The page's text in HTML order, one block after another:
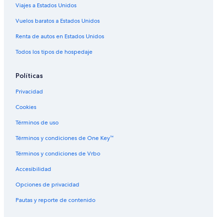
Hoteles 5 estrellas en Marinilla
Cabañas en Marinilla
Campings en Marinilla
Casas de campo en Marinilla
Condominios en Marinilla
Apartamentos en Marinilla
Hoteles haciendas en Marinilla
Hostales en Marinilla
Hoteles de lujo en Marinilla
Hoteles en Marinilla
Lodges en Marinilla
Hoteles cerca de Centro comercial San Nicolás
Viajes a Estados Unidos
Vuelos baratos a Estados Unidos
Renta de autos en Estados Unidos
Todos los tipos de hospedaje
Políticas
Privacidad
Cookies
Términos de uso
Términos y condiciones de One Key™
Términos y condiciones de Vrbo
Accesibilidad
Opciones de privacidad
Pautas y reporte de contenido